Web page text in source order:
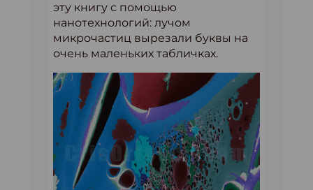
эту книгу с помощью
нанотехнологий: лучом
микрочастиц вырезали буквы на
очень маленьких табличках.